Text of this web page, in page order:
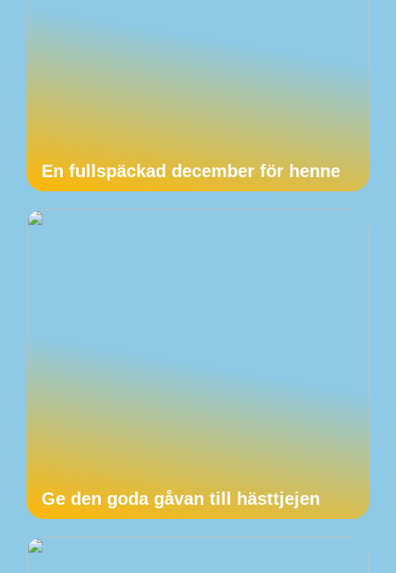
En fullspäckad december för henne
Ge den goda gåvan till hästtjejen